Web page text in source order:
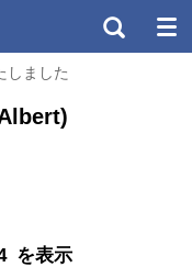
しました
を表示